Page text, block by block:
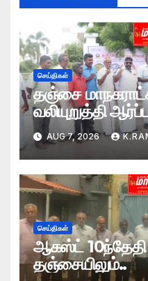
செய்திகள்
தஞ்சை
வலியுறுத்தி
AUG 7, 2026
செய்திகள்
ஆகஸ்ட் 10ந்தேதி
தஞ்சையிலும்..